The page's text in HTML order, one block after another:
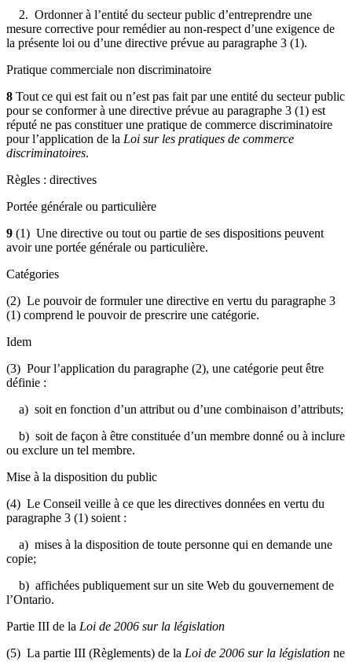
2. Ordonner à l’entité du secteur public d’entreprendre une
mesure corrective pour remédier au non-respect d’une exigence de
la présente loi ou d’une directive prévue au paragraphe 3 (1).
Pratique commerciale non discriminatoire
8 Tout ce qui est fait ou n’est pas fait par une entité du secteur public
pour se conformer à une directive prévue au paragraphe 3 (1) est
réputé ne pas constituer une pratique de commerce discriminatoire
pour l’application de la Loi sur les pratiques de commerce
discriminatoires.
Règles : directives
Portée générale ou particulière
9 (1) Une directive ou tout ou partie de ses dispositions peuvent
avoir une portée générale ou particulière.
Catégories
(2) Le pouvoir de formuler une directive en vertu du paragraphe 3
(1) comprend le pouvoir de prescrire une catégorie.
Idem
(3) Pour l’application du paragraphe (2), une catégorie peut être
définie :
a) soit en fonction d’un attribut ou d’une combinaison d’attributs;
b) soit de façon à être constituée d’un membre donné ou à inclure
ou exclure un tel membre.
Mise à la disposition du public
(4) Le Conseil veille à ce que les directives données en vertu du
paragraphe 3 (1) soient :
a) mises à la disposition de toute personne qui en demande une
copie;
b) affichées publiquement sur un site Web du gouvernement de
l’Ontario.
Partie III de la Loi de 2006 sur la législation
(5) La partie III (Règlements) de la Loi de 2006 sur la législation ne